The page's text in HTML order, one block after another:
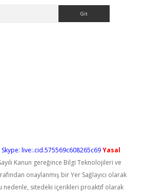
Skype: live:.cid.575569c608265c69Yasal
Kanun gereğince Bilgi Teknolojileri ve
onaylanmış bir Yer Sağlayıcı olarak
nedenle, sitedeki içerikleri proaktif olarak